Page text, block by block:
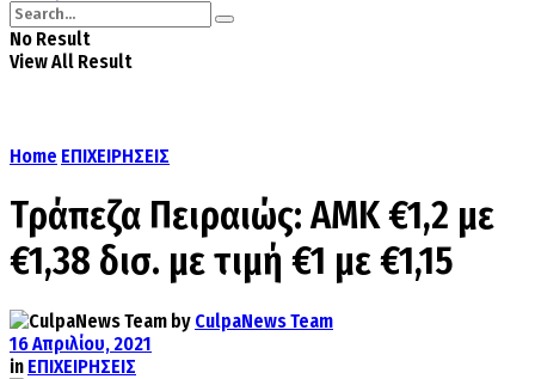
No Result
View All Result
Home ΕΠΙΧΕΙΡΗΣΕΙΣ
Τράπεζα Πειραιώς: AMK €1,2 με
€1,38 δισ. με τιμή €1 με €1,15
by CulpaNews Team
16 Απριλίου, 2021
in ΕΠΙΧΕΙΡΗΣΕΙΣ